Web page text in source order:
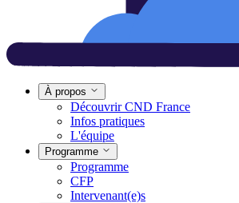
À propos
Découvrir CND France
Infos pratiques
L'équipe
Programme
Programme
CFP
Intervenant(e)s